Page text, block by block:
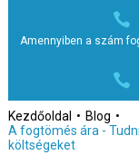
Amennyiben a szám
Kezdőoldal
Blog
A fogtömés ára -
költségeket